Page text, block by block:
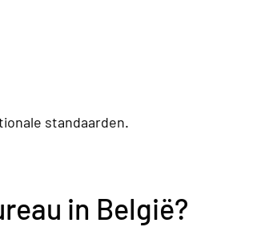
standaarden.
in België?